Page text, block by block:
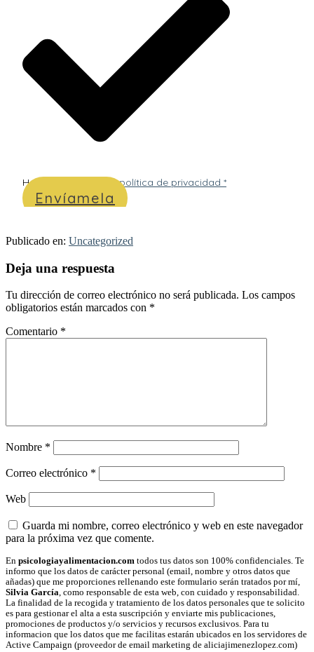
He leído y acepto la política de privacidad *
Envíamela
Publicado en: Uncategorized
Interacciones
los
lectores
Deja una respuesta
Tu dirección de correo electrónico no será publicada. Los campos
obligatorios están marcados con *
Comentario *
Nombre *
Correo electrónico *
Web
Guarda mi nombre, correo electrónico y web en este navegador
para la próxima vez que comente.
En psicologiayalimentacion.com todos tus datos son 100% confidenciales. Te
informo que los datos de carácter personal (email, nombre y otros datos que
añadas) que me proporciones rellenando este formulario serán tratados por mí,
Silvia García, como responsable de esta web, con cuidado y responsabilidad.
La finalidad de la recogida y tratamiento de los datos personales que te solicito
es para gestionar el alta a esta suscripción y enviarte mis publicaciones,
promociones de productos y/o servicios y recursos exclusivos. Para tu
informacion que los datos que me facilitas estarán ubicados en los servidores de
Active Campaign (proveedor de email marketing de aliciajimenezlopez.com)